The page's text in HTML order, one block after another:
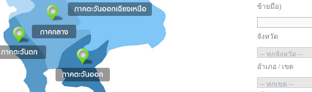
ซ้ายมือ)
จังหวัด
อำเภอ / เขต